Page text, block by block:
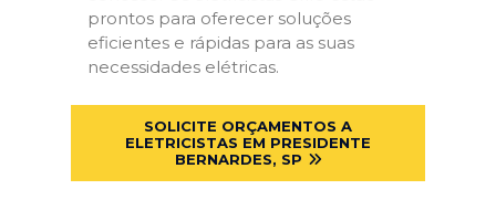
prontos para oferecer soluções
eficientes e rápidas para as suas
necessidades elétricas.
SOLICITE ORÇAMENTOS A
ELETRICISTAS EM PRESIDENTE
BERNARDES, SP